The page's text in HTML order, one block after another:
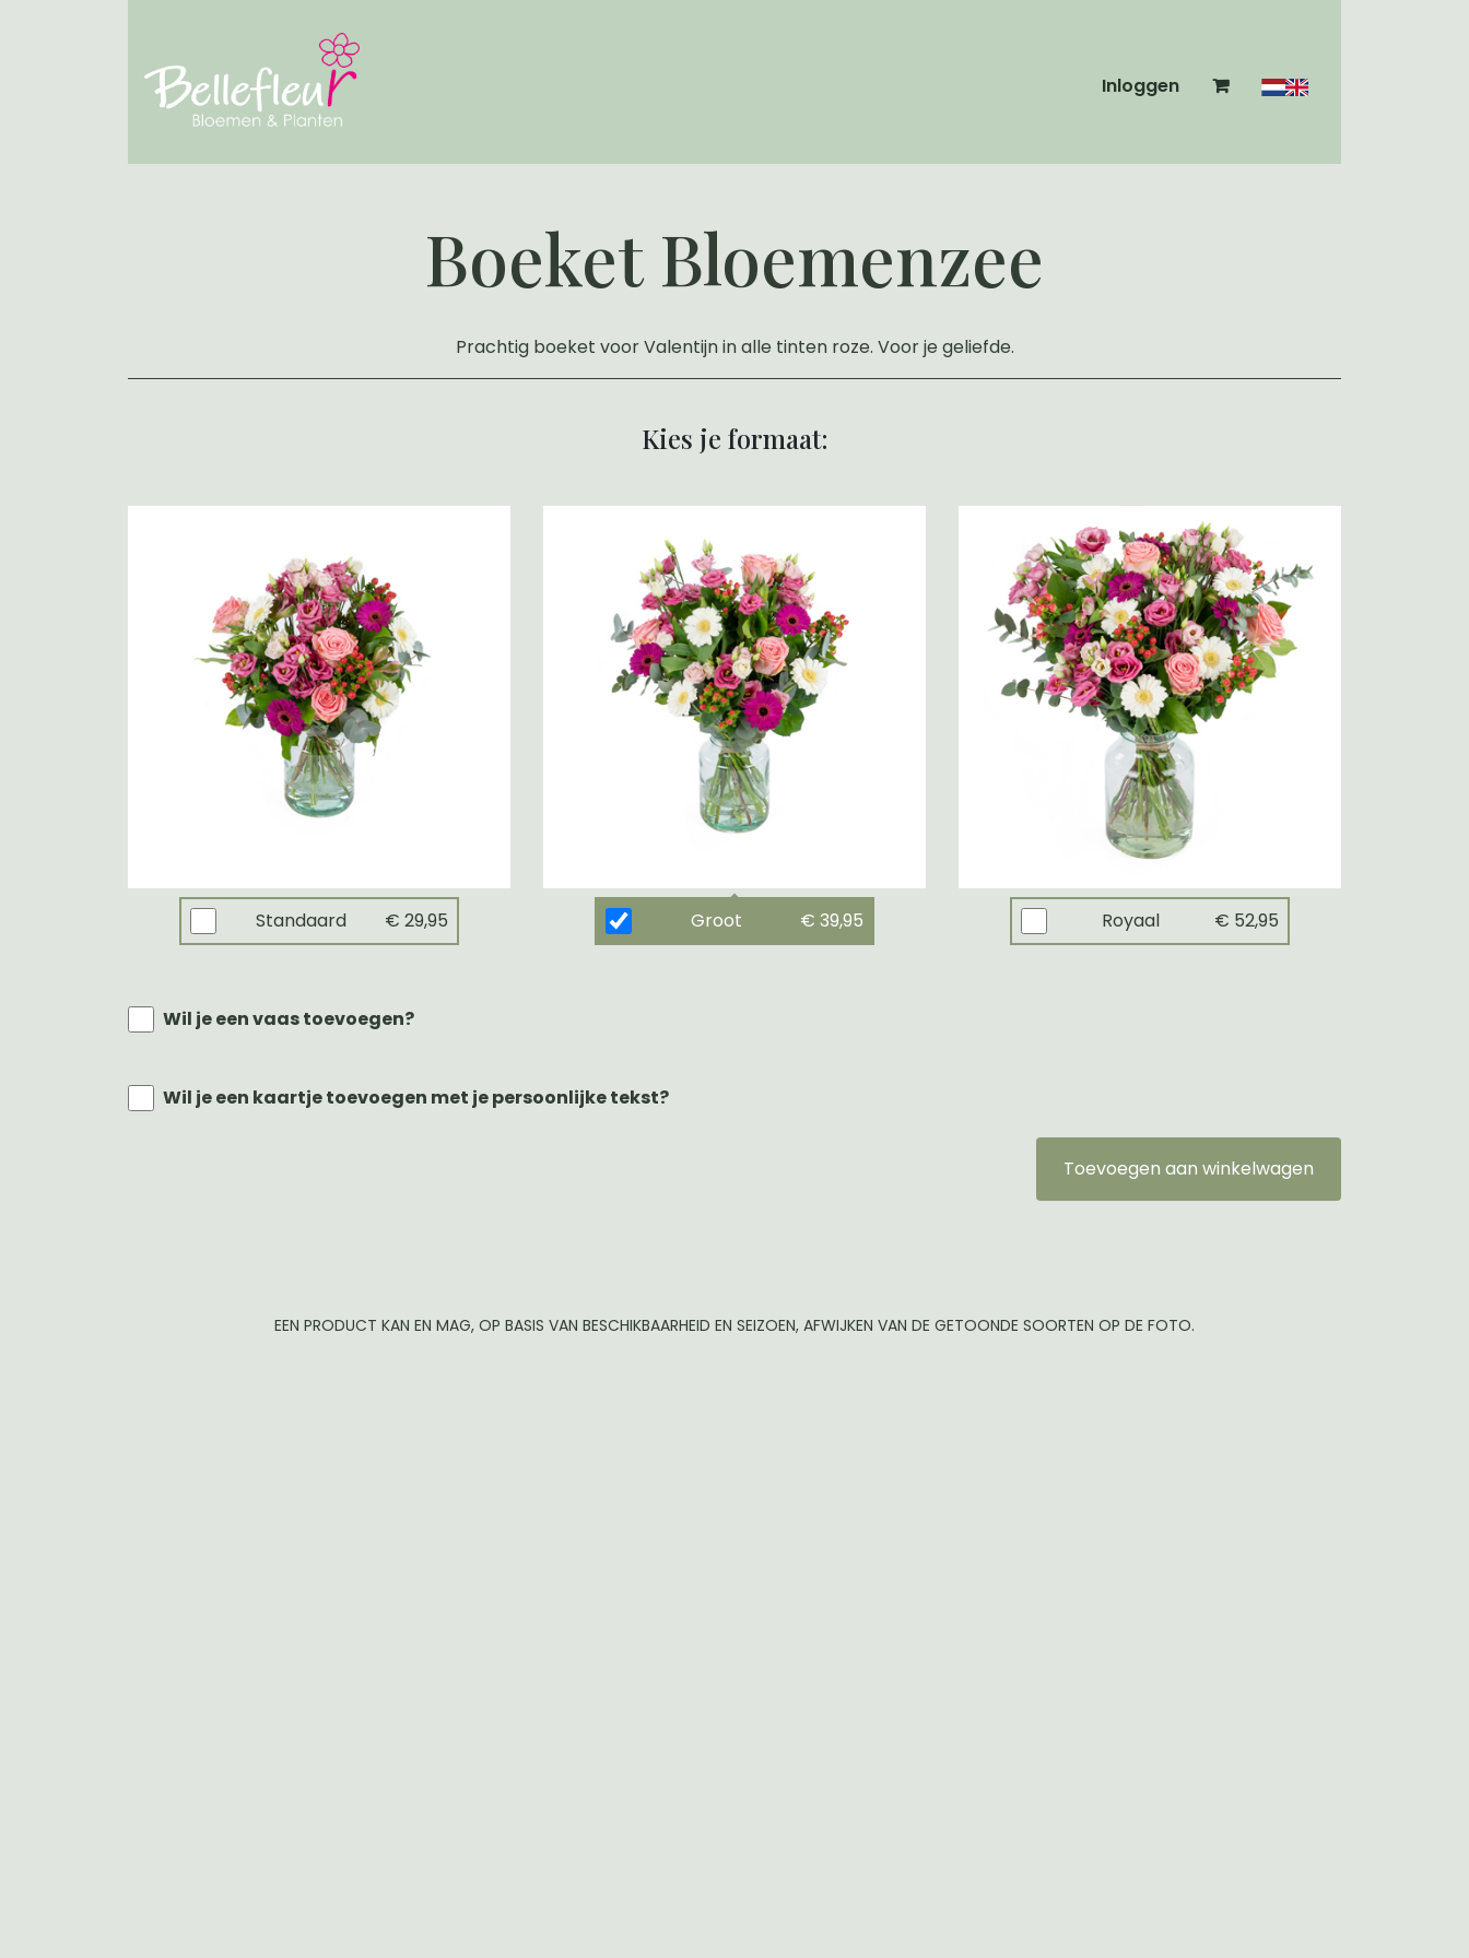
Inloggen
Boeket Bloemenzee
Prachtig boeket voor Valentijn in alle tinten roze. Voor je geliefde.
Kies je formaat:
Standaard € 29,95 Groot € 39,95 Royaal € 52,95
Wil je een vaas toevoegen?
Wil je een kaartje toevoegen met je persoonlijke tekst?
Toevoegen aan winkelwagen
EEN PRODUCT KAN EN MAG, OP BASIS VAN BESCHIKBAARHEID EN SEIZOEN, AFWIJKEN VAN DE GETOONDE SOORTEN OP DE FOTO.